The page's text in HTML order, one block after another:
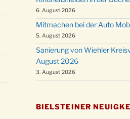
6. August 2026
Mitmachen bei der Auto
5. August 2026
Sanierung von Wiehler
August 2026
3. August 2026
BIELSTEINER